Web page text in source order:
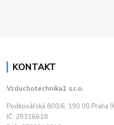
KONTAKT
Vzduchotechnika1 s.r.o.
Podkovářská 800/6, 190 00 Praha 9
IČ: 29316618